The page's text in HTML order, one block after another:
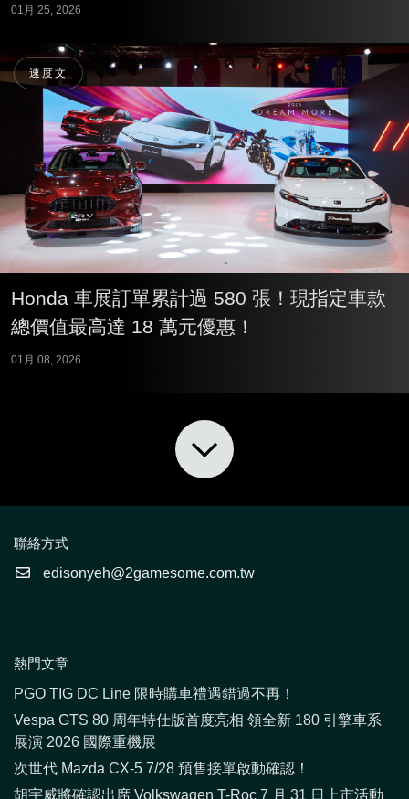
01月 25, 2026
速度文
Honda 車展訂單累計過 580 張！現指定車款
總價值最高達 18 萬元優惠！
01月 08, 2026
聯絡方式
edisonyeh@2gamesome.com.tw
熱門文章
PGO TIG DC Line 限時購車禮遇錯過不再！
Vespa GTS 80 周年特仕版首度亮相 領全新 180 引擎車系
展演 2026 國際重機展
次世代 Mazda CX-5 7/28 預售接單啟動確認！
胡宇威將確認出席 Volkswagen T-Roc 7 月 31 日上市活動